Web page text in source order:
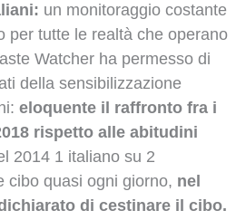
un monitoraggio costante
per tutte le realtà che operano
Watcher ha permesso di
della sensibilizzazione
eloquente il raffronto fra i
rispetto alle abitudini
2014 1 italiano su 2
cibo quasi ogni giorno, nel
di cestinare il cibo.